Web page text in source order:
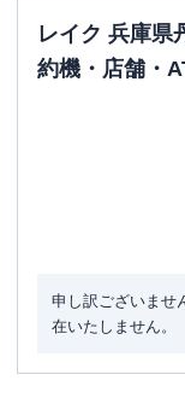
レイク 兵庫県
約機・店舗・
申し訳ございませ
在いたしません。